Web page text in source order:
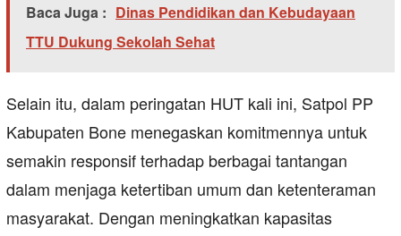
Baca Juga : Dinas Pendidikan dan Kebudayaan
TTU Dukung Sekolah Sehat
Selain itu, dalam peringatan HUT kali ini, Satpol PP
Kabupaten Bone menegaskan komitmennya untuk
semakin responsif terhadap berbagai tantangan
dalam menjaga ketertiban umum dan ketenteraman
masyarakat. Dengan meningkatkan kapasitas